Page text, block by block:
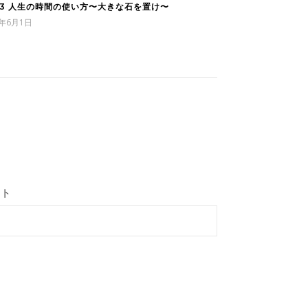
人生の時間の使い方〜大きな石を置け〜
6月1日